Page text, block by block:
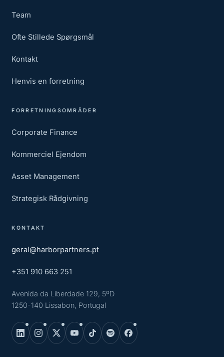
Team
Ofte Stillede Spørgsmål
Kontakt
Henvis en forretning
FORRETNINGSOMRÅDER
Corporate Finance
Kommerciel Ejendom
Asset Management
Strategisk Rådgivning
KONTAKT
geral@harborpartners.pt
+351 910 663 251
Avenida da Liberdade 129, 5ºD
1250-140 Lissabon, Portugal